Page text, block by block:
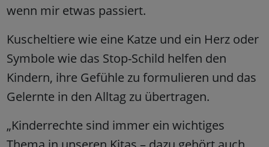
wenn mir etwas passiert.
Kuscheltiere wie eine Katze und ein Herz oder
Symbole wie das Stop-Schild helfen den
Kindern, ihre Gefühle zu formulieren und das
Gelernte in den Alltag zu übertragen.
„Kinderrechte sind immer ein wichtiges